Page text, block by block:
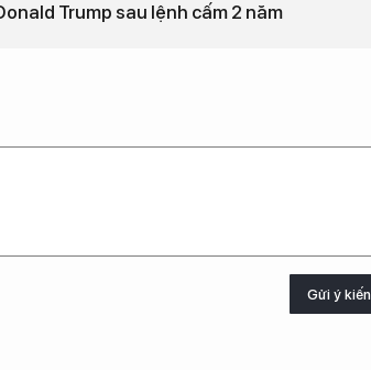
Trump sau lệnh cấm 2 năm
Gửi ý kiến